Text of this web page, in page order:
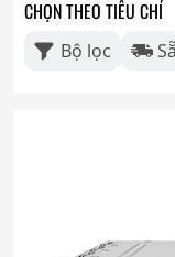
CHỌN THEO TIÊU CHÍ
Bộ lọc